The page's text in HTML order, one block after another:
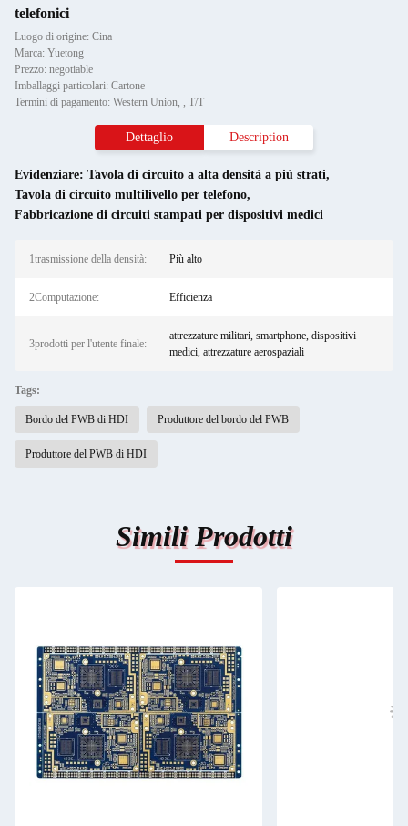
telefonici
Luogo di origine: Cina
Marca: Yuetong
Prezzo: negotiable
Imballaggi particolari: Cartone
Termini di pagamento: Western Union, , T/T
Dettaglio Description
Evidenziare: Tavola di circuito a alta densità a più strati,
Tavola di circuito multilivello per telefono,
Fabbricazione di circuiti stampati per dispositivi medici
1trasmissione della densità: Più alto
2Computazione: Efficienza
3prodotti per l'utente finale:
attrezzature militari, smartphone, dispositivi
medici, attrezzature aerospaziali
Tags:
Bordo del PWB di HDI Produttore del bordo del PWB
Produttore del PWB di HDI
Simili Prodotti